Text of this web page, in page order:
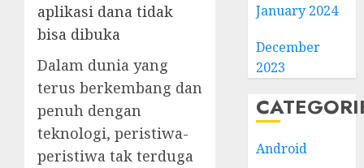
aplikasi dana tidak
bisa dibuka
Dalam dunia yang
terus berkembang dan
penuh dengan
teknologi, peristiwa-
peristiwa tak terduga
January 2024
December
2023
Android